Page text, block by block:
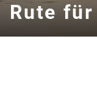
Rute